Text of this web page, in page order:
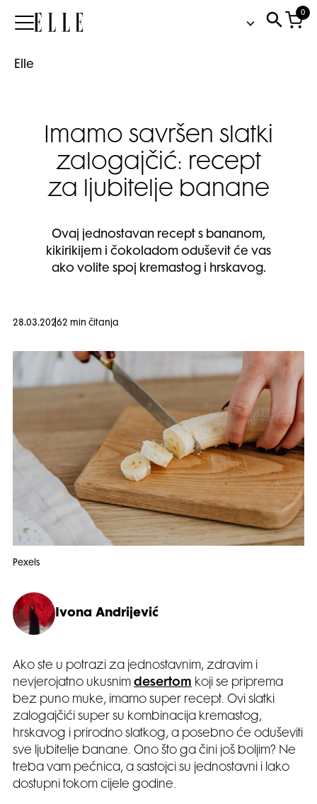
Elle
0
Elle
Imamo savršen slatki
zalogajčić: recept
za ljubitelje banane
Ovaj jednostavan recept s bananom,
kikirikijem i čokoladom oduševit će vas
ako volite spoj kremastog i hrskavog.
28.03.20262 min čitanja
Pexels
Ivona Andrijević
Ako ste u potrazi za jednostavnim, zdravim i
nevjerojatno ukusnim desertom koji se priprema
bez puno muke, imamo super recept. Ovi slatki
zalogajčići super su kombinacija kremastog,
hrskavog i prirodno slatkog, a posebno će oduševiti
sve ljubitelje banane. Ono što ga čini još boljim? Ne
treba vam pećnica, a sastojci su jednostavni i lako
dostupni tokom cijele godine.